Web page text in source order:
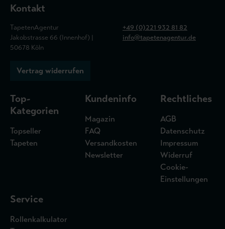
Kontakt
TapetenAgentur
Jakobstrasse 66 (Innenhof) |
50678 Köln
+49 (0)221 932 81 82
info@tapetenagentur.de
Vertrag widerrufen
Top-
Kategorien
Topseller
Tapeten
Kundeninfo
Magazin
FAQ
Versandkosten
Newsletter
Rechtliches
AGB
Datenschutz
Impressum
Widerruf
Cookie-
Einstellungen
Service
Rollenkalkulator